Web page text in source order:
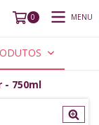
0 MENU
- 750ml